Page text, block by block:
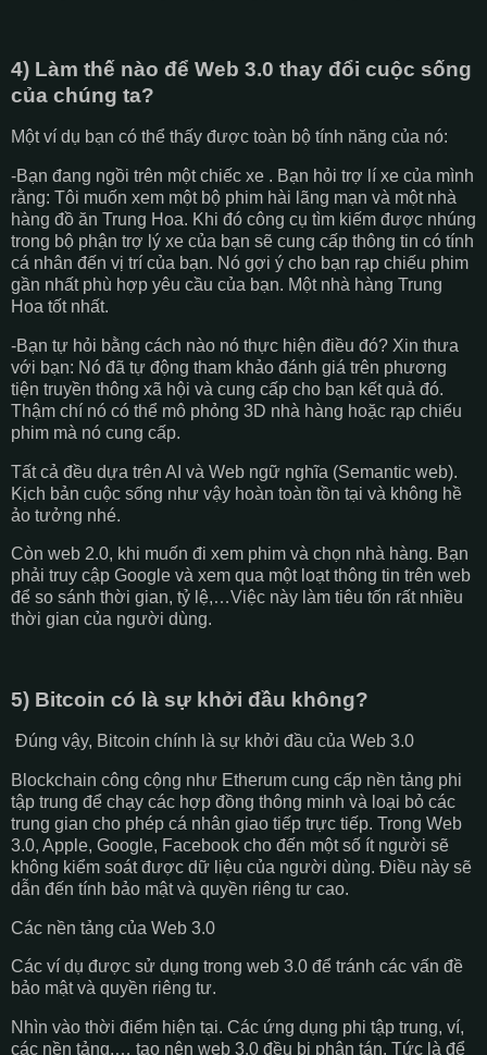
4) Làm thế nào để Web 3.0 thay đổi cuộc sống
của chúng ta?
Một ví dụ bạn có thể thấy được toàn bộ tính năng của nó:
-Bạn đang ngồi trên một chiếc xe . Bạn hỏi trợ lí xe của mình
rằng: Tôi muốn xem một bộ phim hài lãng mạn và một nhà
hàng đồ ăn Trung Hoa. Khi đó công cụ tìm kiếm được nhúng
trong bộ phận trợ lý xe của bạn sẽ cung cấp thông tin có tính
cá nhân đến vị trí của bạn. Nó gợi ý cho bạn rạp chiếu phim
gần nhất phù hợp yêu cầu của bạn. Một nhà hàng Trung
Hoa tốt nhất.
-Bạn tự hỏi bằng cách nào nó thực hiện điều đó? Xin thưa
với bạn: Nó đã tự động tham khảo đánh giá trên phương
tiện truyền thông xã hội và cung cấp cho bạn kết quả đó.
Thậm chí nó có thể mô phỏng 3D nhà hàng hoặc rạp chiếu
phim mà nó cung cấp.
Tất cả đều dựa trên AI và Web ngữ nghĩa (Semantic web).
Kịch bản cuộc sống như vậy hoàn toàn tồn tại và không hề
ảo tưởng nhé.
Còn web 2.0, khi muốn đi xem phim và chọn nhà hàng. Bạn
phải truy cập Google và xem qua một loạt thông tin trên web
để so sánh thời gian, tỷ lệ,…Việc này làm tiêu tốn rất nhiều
thời gian của người dùng.
5) Bitcoin có là sự khởi đầu không?
Đúng vậy, Bitcoin chính là sự khởi đầu của Web 3.0
Blockchain công cộng như Etherum cung cấp nền tảng phi
tập trung để chạy các hợp đồng thông minh và loại bỏ các
trung gian cho phép cá nhân giao tiếp trực tiếp. Trong Web
3.0, Apple, Google, Facebook cho đến một số ít người sẽ
không kiểm soát được dữ liệu của người dùng. Điều này sẽ
dẫn đến tính bảo mật và quyền riêng tư cao.
Các nền tảng của Web 3.0
Các ví dụ được sử dụng trong web 3.0 để tránh các vấn đề
bảo mật và quyền riêng tư.
Nhìn vào thời điểm hiện tại. Các ứng dụng phi tập trung, ví,
các nền tảng,… tạo nên web 3.0 đều bị phân tán. Tức là để